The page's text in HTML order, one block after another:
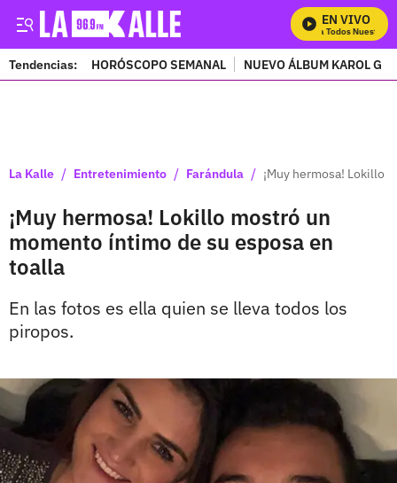
EN VIVO
Mira Todos Nuestros
Tendencias: HORÓSCOPO SEMANAL NUEVO ÁLBUM KAROL G
La Kalle / Entretenimiento / Farándula / ¡Muy hermosa! Lokillo
¡Muy hermosa! Lokillo mostró un
momento íntimo de su esposa en
toalla
En las fotos es ella quien se lleva todos los
piropos.